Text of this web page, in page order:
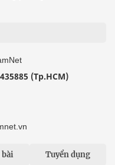
(Tp.HCM)
Tuyển dụng